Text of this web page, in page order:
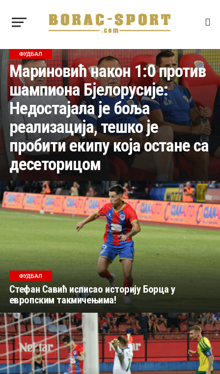
ФУДБАЛ
Мариновић након 1:0 против
шампиона Бјелорусије:
Недостајала је боља
реализација, тешко је
пробити екипу која остане са
десеторицом
ФУДБАЛ
Стефан Савић исписао историју Борца у
европским такмичењима!